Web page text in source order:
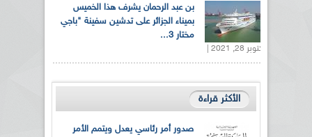
بن عبد الرحمان يشرف هذا الخميس
بميناء الجزائر على تدشين سفينة "باجي
مختار 3...
أكتوبر 28, 2021 |
الأكثر قراءة
صدور أمر رئاسي يعدل ويتمم الأمر